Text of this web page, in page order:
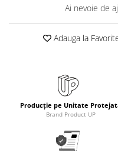
Curatenie si igiena
Articole pentru bucatarie
Maturi, mopuri si galeti
Ai nevoie de
Adauga la
Producție pe Unitate
Brand Product UP